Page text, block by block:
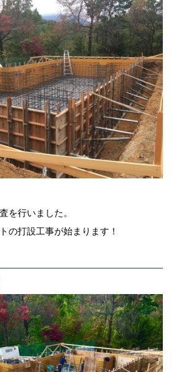
を行いました。
の打設工事が始まります！